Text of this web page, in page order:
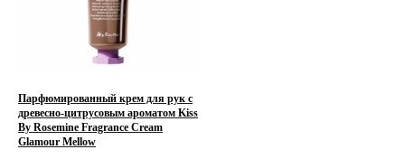
Парфюмированный крем для рук с
древесно-цитрусовым ароматом Kiss
By Rosemine Fragrance Cream
Glamour Mellow